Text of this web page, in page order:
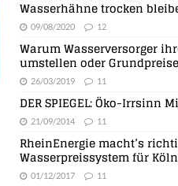
Wasserhähne trocken
09/08/2020 12
Warum Wasserversorger
umstellen oder
26/03/2019 11
DER SPIEGEL: Öko-Irrsinn
21/09/2014 11
RheinEnergie macht’s
Wasserpreissystem für Köln
01/12/2017 11